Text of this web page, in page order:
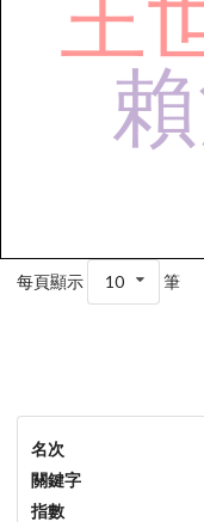
王
每頁顯示 10 筆
名次
關鍵字
指數